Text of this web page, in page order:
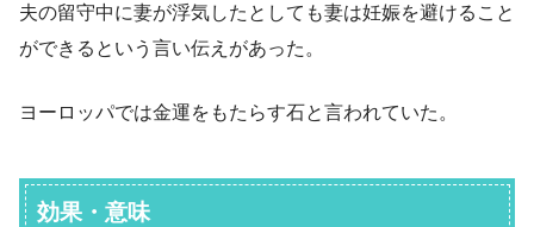
夫の留守中に妻が浮気したとしても妻は妊娠を避けること
ができるという言い伝えがあった。
ヨーロッパでは金運をもたらす石と言われていた。
効果・意味